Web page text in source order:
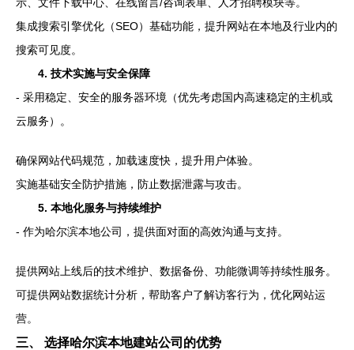
集成搜索引擎优化（SEO）基础功能，提升网站在本地及行业内的
搜索可见度。
4. 技术实施与安全保障
- 采用稳定、安全的服务器环境（优先考虑国内高速稳定的主机或
云服务）。
确保网站代码规范，加载速度快，提升用户体验。
实施基础安全防护措施，防止数据泄露与攻击。
5. 本地化服务与持续维护
- 作为哈尔滨本地公司，提供面对面的高效沟通与支持。
提供网站上线后的技术维护、数据备份、功能微调等持续性服务。
可提供网站数据统计分析，帮助客户了解访客行为，优化网站运
营。
三、 选择哈尔滨本地建站公司的优势